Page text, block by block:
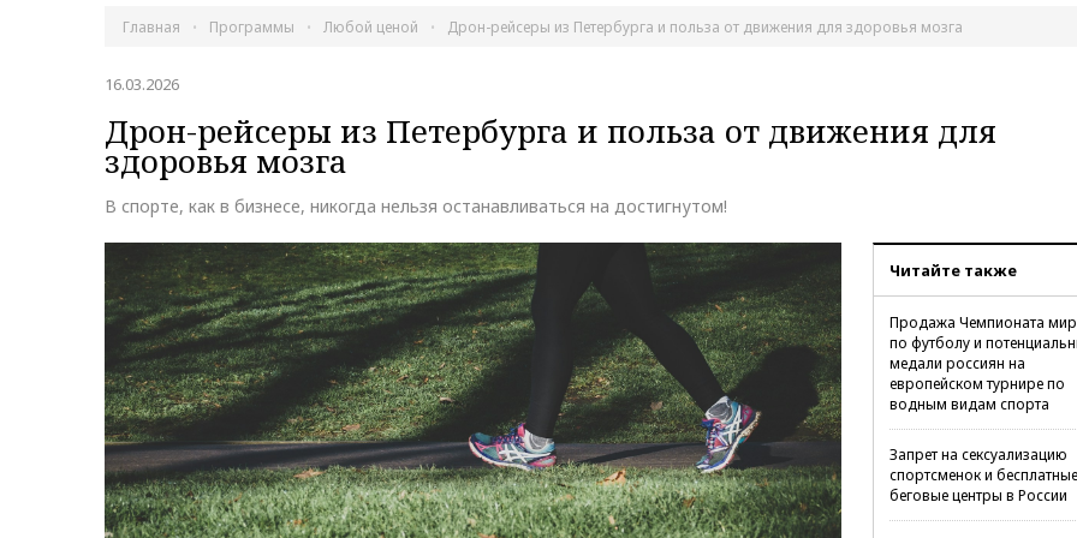
Главная Программы Любой ценой Дрон-рейсеры из Петербурга и польза от движения для здоровья мозга
16.03.2026
Дрон-рейсеры из Петербурга и польза от движения для
здоровья мозга
В спорте, как в бизнесе, никогда нельзя останавливаться на достигнутом!
Читайте также
Продажа Чемпионата
по футболу и
медали россиян на
европейском турнире по
водным видам спорта
Запрет на сексуализацию
спортсменок и бесплатные
беговые центры в России